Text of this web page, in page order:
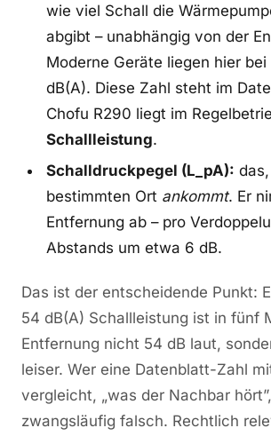
wie viel Schall die
abgibt – unabhängig von der
Moderne Geräte liegen hier
dB(A). Diese Zahl steht im
Chofu R290 liegt im
Schallleistung.
Schalldruckpegel (L_pA):
bestimmten Ort ankommt. Er
Entfernung ab – pro
Abstands um etwa 6 dB.
Das ist der entscheidende Punkt:
54 dB(A) Schallleistung ist in fünf
Entfernung nicht 54 dB laut,
leiser. Wer eine Datenblatt-Zahl
vergleicht, „was der Nachbar
zwangsläufig falsch. Rechtlich